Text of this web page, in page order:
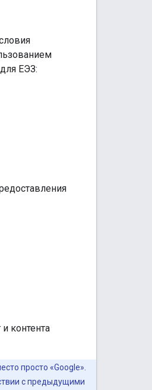
ЕЭЗ:
контента
просто «Google».
с предыдущими